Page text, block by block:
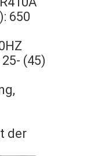
650
(45)
der